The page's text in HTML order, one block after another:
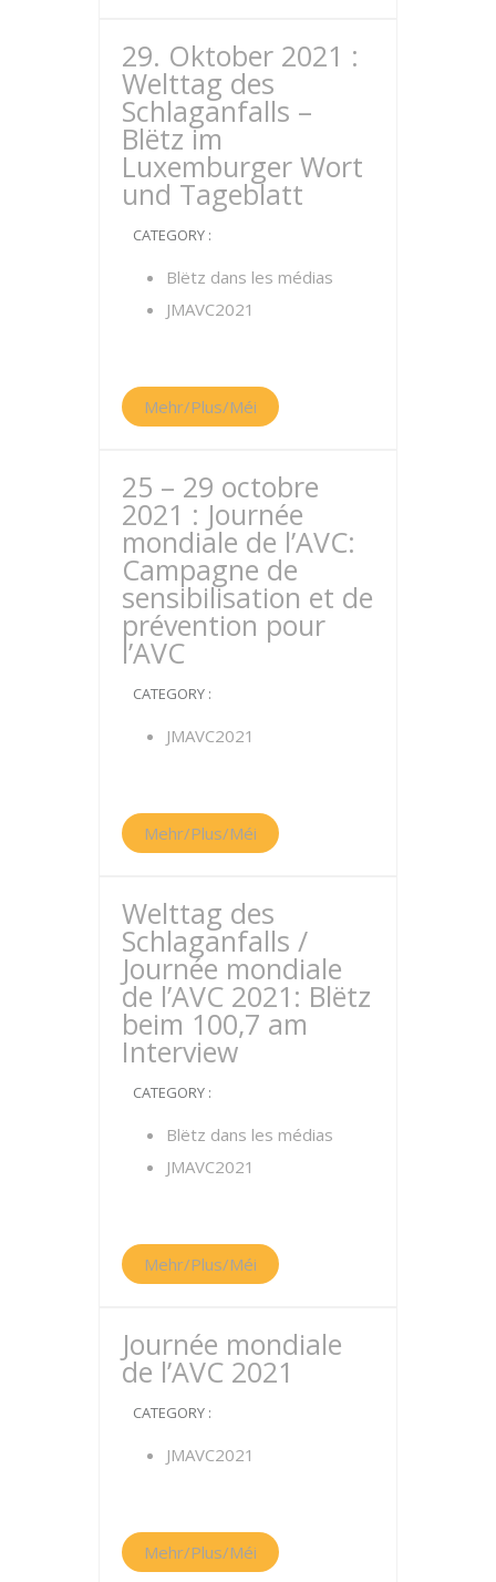
29. Oktober 2021 :
Welttag des
Schlaganfalls –
Blëtz im
Luxemburger Wort
und Tageblatt
CATEGORY :
Blëtz dans les médias
JMAVC2021
Mehr/Plus/Méi
25 – 29 octobre
2021 : Journée
mondiale de l’AVC:
Campagne de
sensibilisation et de
prévention pour
l’AVC
CATEGORY :
JMAVC2021
Mehr/Plus/Méi
Welttag des
Schlaganfalls /
Journée mondiale
de l’AVC 2021: Blëtz
beim 100,7 am
Interview
CATEGORY :
Blëtz dans les médias
JMAVC2021
Mehr/Plus/Méi
Journée mondiale
de l’AVC 2021
CATEGORY :
JMAVC2021
Mehr/Plus/Méi